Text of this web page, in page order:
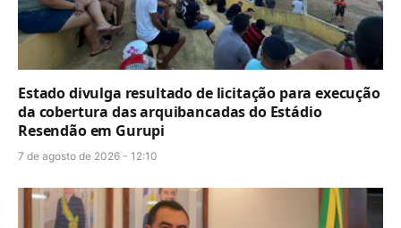
Estado divulga resultado de licitação para execução
da cobertura das arquibancadas do Estádio
Resendão em Gurupi
7 de agosto de 2026 - 12:10